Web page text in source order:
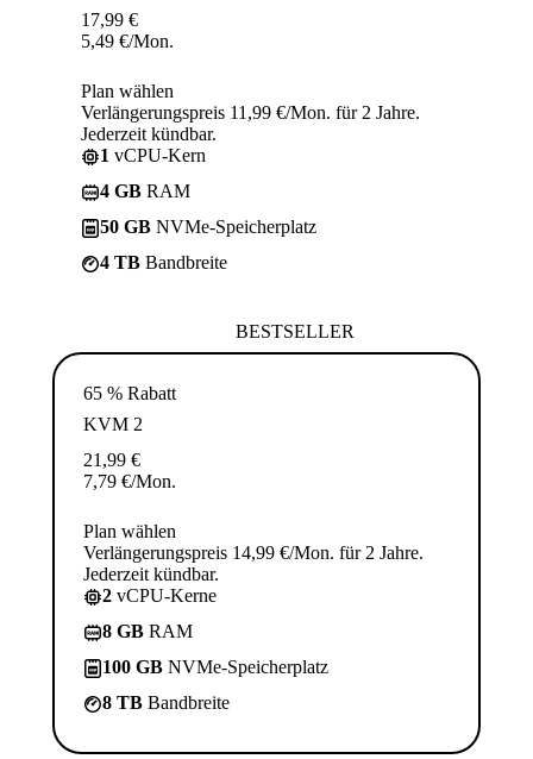
17,99 €
5,49 €/Mon.
Plan wählen
Verlängerungspreis 11,99 €/Mon. für 2 Jahre.
Jederzeit kündbar.
1 vCPU-Kern
4 GB RAM
50 GB NVMe-Speicherplatz
4 TB Bandbreite
BESTSELLER
65 % Rabatt
KVM 2
21,99 €
7,79 €/Mon.
Plan wählen
Verlängerungspreis 14,99 €/Mon. für 2 Jahre.
Jederzeit kündbar.
2 vCPU-Kerne
8 GB RAM
100 GB NVMe-Speicherplatz
8 TB Bandbreite